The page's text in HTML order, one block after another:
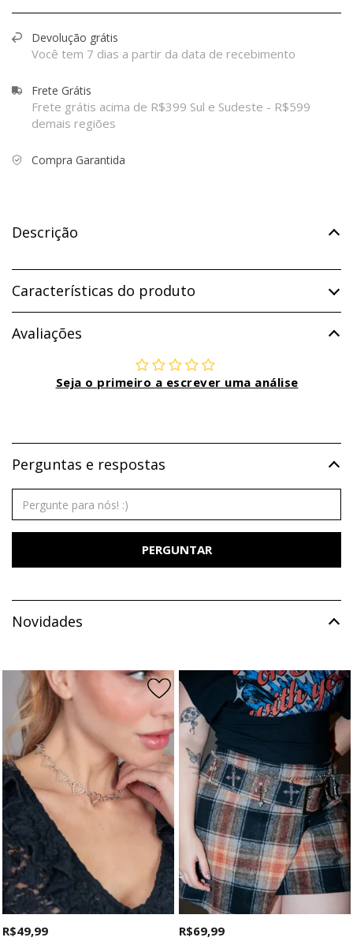
Devolução grátis
Você tem 7 dias a partir da data de recebimento
Frete Grátis
Frete grátis acima de R$399 Sul e Sudeste - R$599
demais regiões
Compra Garantida
Descrição
Características do produto
Avaliações
Seja o primeiro a escrever uma análise
Perguntas e respostas
PERGUNTAR
Novidades
R$ 49,99 R$ 69,99